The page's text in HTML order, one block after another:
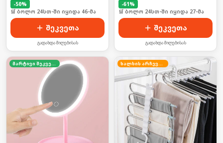
-50%
🛒 ბოლო 24სთ-ში იყიდა 46-მა
შეკვეთა
გადახდა მიღებისას
-61%
🛒 ბოლო 24სთ-ში იყიდა 27-მა
შეკვეთა
გადახდა მიღებისას
მარტივი შეკვეთა ხალხის არჩევანი